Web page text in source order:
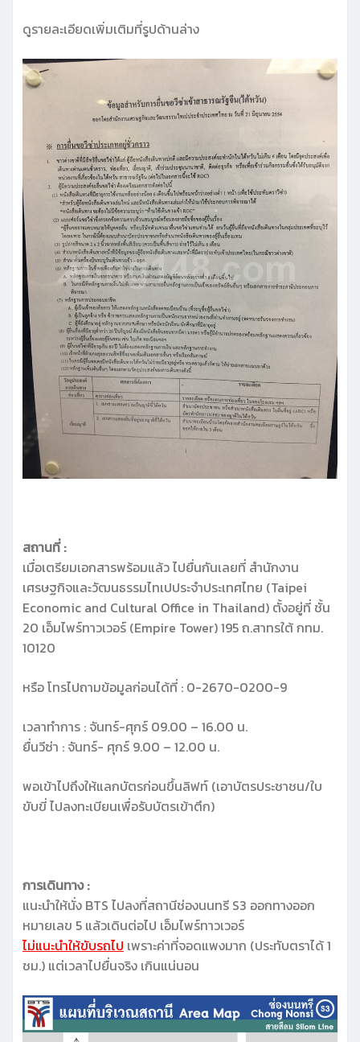
ดูรายละเอียดเพิ่มเติมที่รูปด้านล่าง
สถานที่ :
เมื่อเตรียมเอกสารพร้อมแล้ว ไปยื่นกันเลยที่ สำนักงาน
เศรษฐกิจและวัฒนธรรมไทเปประจำประเทศไทย (Taipei
Economic and Cultural Office in Thailand) ตั้งอยู่ที่ ชั้น
20 เอ็มไพร์ทาวเวอร์ (Empire Tower) 195 ถ.สาทรใต้ กทม.
10120
หรือ โทรไปถามข้อมูลก่อนได้ที่ : 0-2670-0200-9
เวลาทำการ : จันทร์-ศุกร์ 09.00 – 16.00 น.
ยื่นวีซ่า : จันทร์- ศุกร์ 9.00 – 12.00 น.
พอเข้าไปถึงให้แลกบัตรก่อนขึ้นลิฟท์ (เอาบัตรประชาชน/ใบ
ขับขี่ ไปลงทะเบียนเพื่อรับบัตรเข้าตึก)
การเดินทาง :
แนะนำให้นั่ง BTS ไปลงที่สถานีช่องนนทรี S3 ออกทางออก
หมายเลข 5 แล้วเดินต่อไป เอ็มไพร์ทาวเวอร์
ไม่แนะนำให้ขับรถไป เพราะค่าที่จอดแพงมาก (ประทับตราได้ 1
ชม.) แต่เวลาไปยื่นจริง เกินแน่นอน